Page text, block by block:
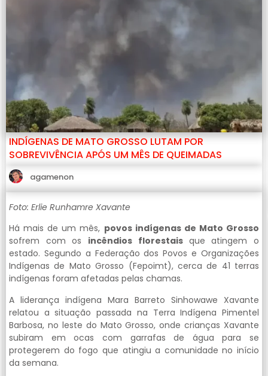
INDÍGENAS DE MATO GROSSO LUTAM POR
SOBREVIVÊNCIA APÓS UM MÊS DE QUEIMADAS
agamenon
Foto: Erlie Runhamre Xavante
Há mais de um mês, povos indígenas de Mato Grosso
sofrem com os incêndios florestais que atingem o
estado. Segundo a Federação dos Povos e Organizações
Indígenas de Mato Grosso (Fepoimt), cerca de 41 terras
indígenas foram afetadas pelas chamas.
A liderança indígena Mara Barreto Sinhowawe Xavante
relatou a situação passada na Terra Indígena Pimentel
Barbosa, no leste do Mato Grosso, onde crianças Xavante
subiram em ocas com garrafas de água para se
protegerem do fogo que atingiu a comunidade no início
da semana.